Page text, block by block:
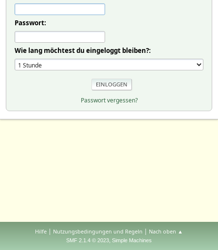
Passwort:
Wie lang möchtest du eingeloggt bleiben?:
Passwort vergessen?
Hilfe | Nutzungsbedingungen und Regeln | Nach oben ▲
SMF 2.1.4 © 2023, Simple Machines